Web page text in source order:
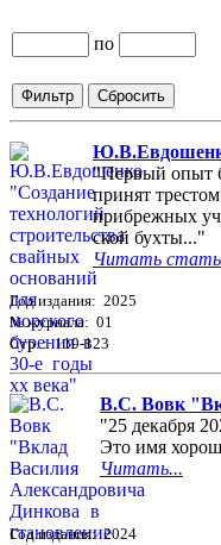
по
"Первый опыт
принят
прибрежных
ской бухты..."
Читать
Год издания: 2025
№ журнала: 01
Стр. : 119-123
В.С. Вовк
"25 декабря
Это имя
Читать...
Год издания: 2024